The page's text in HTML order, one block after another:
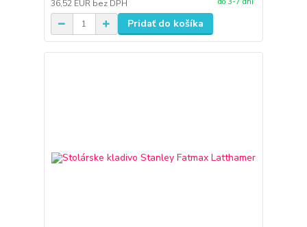
36,52 EUR bez DPH
Pridať do košíka